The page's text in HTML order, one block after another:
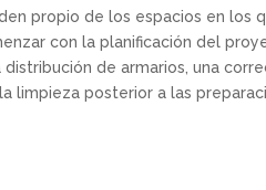
propio de los espacios en los
con la planificación del
distribución de armarios, una
limpieza posterior a las